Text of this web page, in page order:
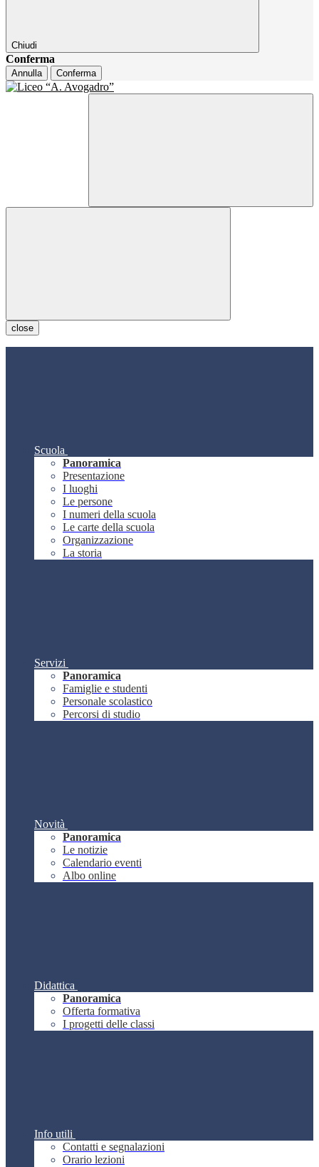
Chiudi
Conferma
Annulla Conferma
close
Scuola
Panoramica
Presentazione
I luoghi
Le persone
I numeri della scuola
Le carte della scuola
Organizzazione
La storia
Servizi
Panoramica
Famiglie e studenti
Personale scolastico
Percorsi di studio
Novità
Panoramica
Le notizie
Calendario eventi
Albo online
Didattica
Panoramica
Offerta formativa
I progetti delle classi
Info utili
Contatti e segnalazioni
Orario lezioni